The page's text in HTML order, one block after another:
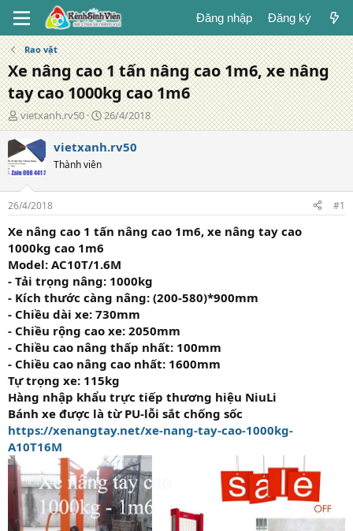
Đăng nhập Đăng ký
Rao vặt
Xe nâng cao 1 tấn nâng cao 1m6, xe nâng
tay cao 1000kg cao 1m6
T
á
c
g
i
ả
vietxanh.rv50
N
g
à
g
26/4/2018
vietxanh.rv50
Thành viên
26/4/2018 #1
Xe nâng cao 1 tấn nâng cao 1m6, xe nâng tay cao
1000kg cao 1m6
Model: AC10T/1.6M
- Tải trọng nâng: 1000kg
- Kích thước càng nâng: (200-580)*900mm
- Chiều dài xe: 730mm
- Chiều rộng cao xe: 2050mm
- Chiều cao nâng thấp nhất: 100mm
- Chiều cao nâng cao nhất: 1600mm
Tự trọng xe: 115kg
Hàng nhập khẩu trực tiếp thương hiệu NiuLi
Bánh xe được là từ PU-lỗi sắt chống sốc
https://xenangtay.net/xe-nang-tay-cao-1000kg-
A10T16M